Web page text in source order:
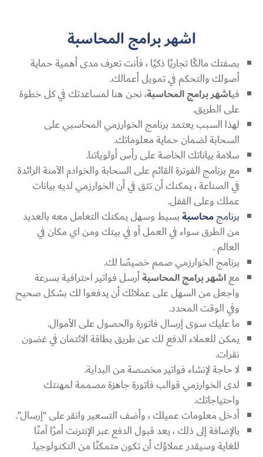
اشهر برامج المحاسبة
بصفتك مالكًا تجاريًا ذكيًا ، فأنت تعرف مدى أهمية حماية
أصولك والتحكم في تمويل أعمالك.
فياشهر برامج المحاسبة، نحن هنا لمساعدتك في كل خطوة
على الطريق.
لهذا السبب يعتمد برنامج الخوارزمي المحاسبي على
السحابة لضمان حماية معلوماتك.
سلامة بياناتك الخاصة على رأس أولوياتنا.
مع برنامج الفوترة القائم على السحابة والخوادم الآمنة الرائدة
في الصناعة ، يمكنك أن تثق في أن الخوارزمي لديه بيانات
عملك وعلى القفل.
برنامجمحاسبةبسيط وسهل يمكنك التعامل معه بالعديد
من الطرق سواء في العمل أو في بيتك ومن اي مكان في
العالم .
برنامج الخوارزمي صمم خصيصًا لك.
معاشهر برامج المحاسبةأرسل فواتير احترافية بسرعة
واجعل من السهل على عملائك أن يدفعوا لك بشكل صحيح
وفي الوقت المحدد.
ما عليك سوى إرسال فاتورة والحصول على الأموال.
يمكن للعملاء الدفع لك عن طريق بطاقة الائتمان في غضون
نقرات.
لا حاجة لإنشاء فواتير مخصصة من البداية.
لدى الخوارزمي قوالب فاتورة جاهزة مصممة لمهنتك
واحتياجاتك.
أدخل معلومات عميلك ، وأضف التسعير وانقر على “إرسال”.
بالإضافة إلى ذلك ، يعد قبول الدفع عبر الإنترنت أمرًا آمنًا
للغاية وسيقدر عملاؤك أن تكون متمكنًا من التكنولوجيا.